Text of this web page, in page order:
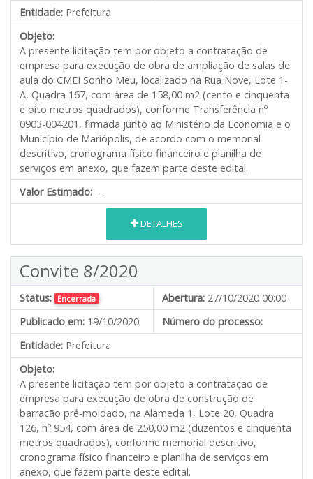
Entidade: Prefeitura
Objeto:
A presente licitação tem por objeto a contratação de
empresa para execução de obra de ampliação de salas de
aula do CMEI Sonho Meu, localizado na Rua Nove, Lote 1-
A, Quadra 167, com área de 158,00 m2 (cento e cinquenta
e oito metros quadrados), conforme Transferência nº
0903-004201, firmada junto ao Ministério da Economia e o
Município de Mariópolis, de acordo com o memorial
descritivo, cronograma físico financeiro e planilha de
serviços em anexo, que fazem parte deste edital.
Valor Estimado: ---
DETALHES
Convite 8/2020
Status: Encerrada Abertura: 27/10/2020 00:00
Publicado em: 19/10/2020
Número do processo:
Entidade: Prefeitura
Objeto:
A presente licitação tem por objeto a contratação de
empresa para execução de obra de construção de
barracão pré-moldado, na Alameda 1, Lote 20, Quadra
126, nº 954, com área de 250,00 m2 (duzentos e cinquenta
metros quadrados), conforme memorial descritivo,
cronograma físico financeiro e planilha de serviços em
anexo, que fazem parte deste edital.